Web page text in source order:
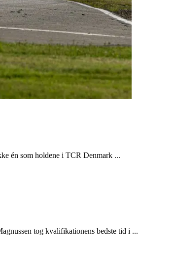
én som holdene i TCR Denmark ...
tog kvalifikationens bedste tid i ...